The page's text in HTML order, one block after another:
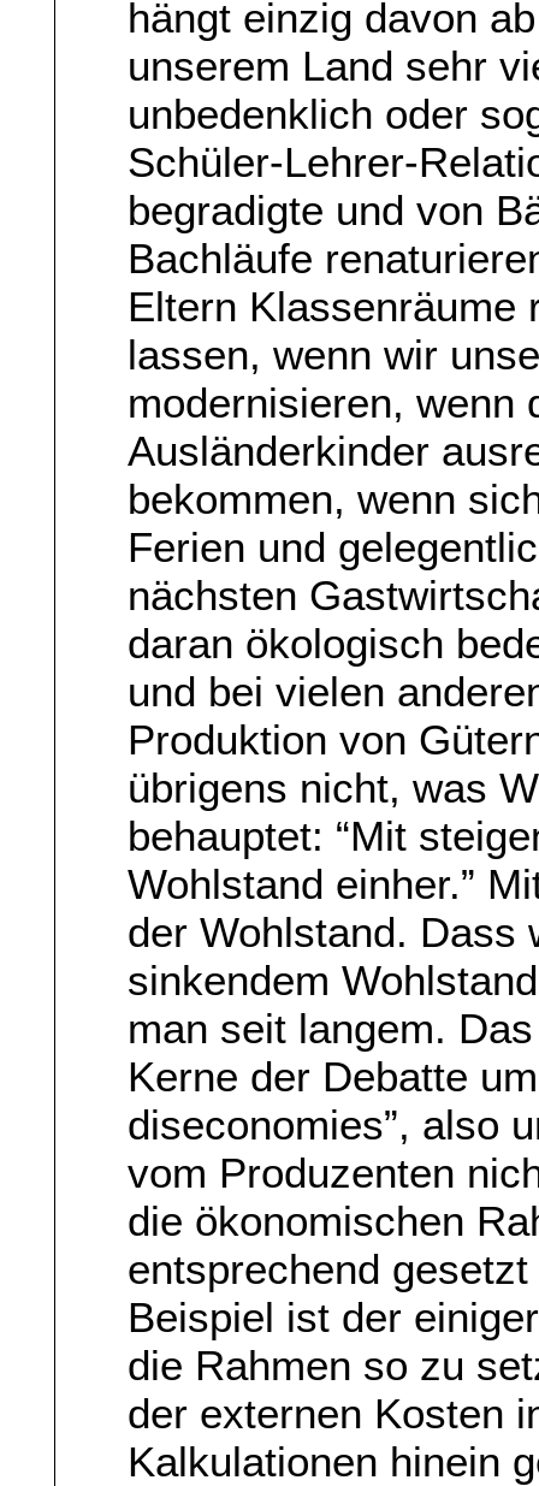
hängt einzig davon
unserem Land sehr
unbedenklich oder
Schüler-Lehrer-
begradigte und von
Bachläufe
Eltern Klassenräume
lassen, wenn wir
modernisieren, wenn
Ausländerkinder
bekommen, wenn
Ferien und
nächsten
daran ökologisch
und bei vielen
Produktion von
übrigens nicht, was
behauptet: “Mit
Wohlstand einher.”
der Wohlstand. Dass
sinkendem
man seit langem.
Kerne der Debatte
diseconomies”, also
vom Produzenten
die ökonomischen
entsprechend
Beispiel ist der
die Rahmen so zu
der externen Kosten
Kalkulationen hinein